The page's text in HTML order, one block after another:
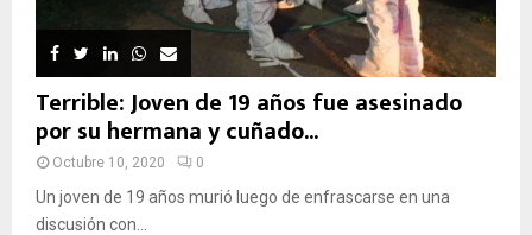
Terrible: Joven de 19 años fue asesinado
por su hermana y cuñado...
Octubre 10, 2020 0
Un joven de 19 años murió luego de enfrascarse en una
discusión con...